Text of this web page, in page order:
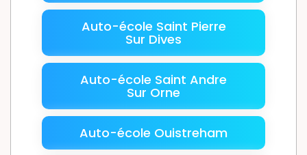
Auto-école Saint Pierre
Sur Dives
Auto-école Saint Andre
Sur Orne
Auto-école Ouistreham